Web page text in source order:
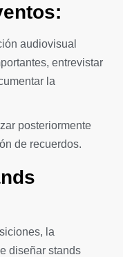
audiovisual
entrevistar
la
posteriormente
de recuerdos.
la
diseñar stands